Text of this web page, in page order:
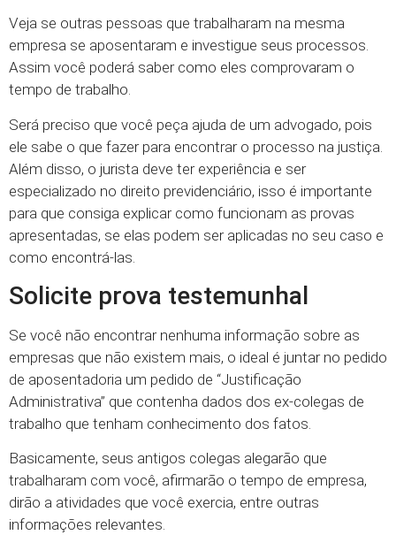
Veja se outras pessoas que trabalharam na mesma
empresa se aposentaram e investigue seus processos.
Assim você poderá saber como eles comprovaram o
tempo de trabalho.
Será preciso que você peça ajuda de um advogado, pois
ele sabe o que fazer para encontrar o processo na justiça.
Além disso, o jurista deve ter experiência e ser
especializado no direito previdenciário, isso é importante
para que consiga explicar como funcionam as provas
apresentadas, se elas podem ser aplicadas no seu caso e
como encontrá-las.
Solicite prova testemunhal
Se você não encontrar nenhuma informação sobre as
empresas que não existem mais, o ideal é juntar no pedido
de aposentadoria um pedido de “Justificação
Administrativa” que contenha dados dos ex-colegas de
trabalho que tenham conhecimento dos fatos.
Basicamente, seus antigos colegas alegarão que
trabalharam com você, afirmarão o tempo de empresa,
dirão a atividades que você exercia, entre outras
informações relevantes.